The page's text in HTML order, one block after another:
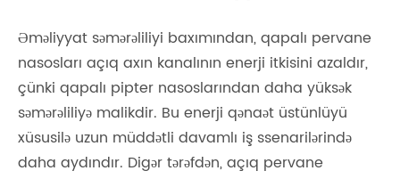
Əməliyyat səmərəliliyi baxımından, qapalı pervane
nasosları açıq axın kanalının enerji itkisini azaldır,
çünki qapalı pipter nasoslarından daha yüksək
səmərəliliyə malikdir. Bu enerji qənaət üstünlüyü
xüsusilə uzun müddətli davamlı iş ssenarilərində
daha aydındır. Digər tərəfdən, açıq pervane